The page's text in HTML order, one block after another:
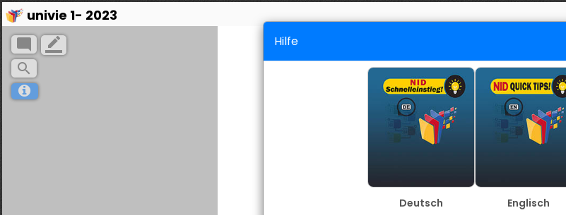
Hilfe
univie 1- 2023
mode_comment
border_color
search